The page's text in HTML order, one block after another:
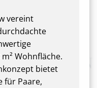
vereint
Wohnfläche.
bietet
für Paare,